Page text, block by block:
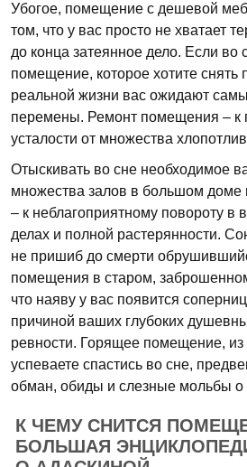
Убогое, помещение с дешевой
том, что у вас просто не хватает
до конца затеянное дело. Если во
помещение, которое хотите снять
реальной жизни вас ожидают
перемены. Ремонт помещения –
усталости от множества
Отыскивать во сне необходимое
множества залов в большом доме
– к неблагоприятному повороту в
делах и полной растерянности.
не пришиб до смерти
помещения в старом,
что наяву у вас появится
причиной ваших глубоких
ревности. Горящее помещение, из
успеваете спастись во сне,
обман, обиды и слезные мольбы
К ЧЕМУ СНИТСЯ
БОЛЬШАЯ